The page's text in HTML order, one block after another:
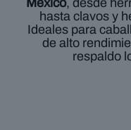
México, desde
hasta clavos y
Ideales para
de alto
respaldo